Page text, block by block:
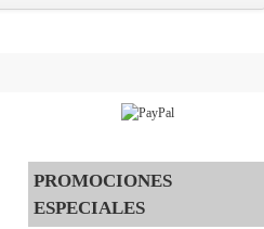
PROMOCIONES
ESPECIALES